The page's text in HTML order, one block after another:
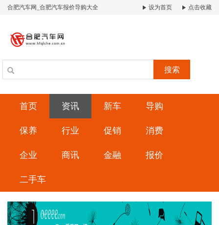
合肥汽车网_合肥汽车报价导购大全 设为首页 点击收藏
搜索
首页 资讯 新车 导购
保养 行业 促销 消费
企业 商讯 金融 报价
二手车